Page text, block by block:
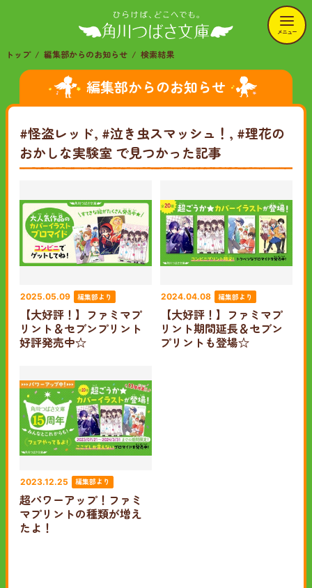
メニュー
トップ 編集部からのお知らせ 検索結果
編集部からのお知らせ
#怪盗レッド, #泣き虫スマッシュ！, #理花の
おかしな実験室 で見つかった記事
2025.05.09 編集部より
【大好評！】ファミマプ
リント＆セブンプリント
好評発売中☆
2024.04.08 編集部より
【大好評！】ファミマプ
リント期間延長＆セブン
プリントも登場☆
2023.12.25 編集部より
超パワーアップ！ファミ
マプリントの種類が増え
たよ！